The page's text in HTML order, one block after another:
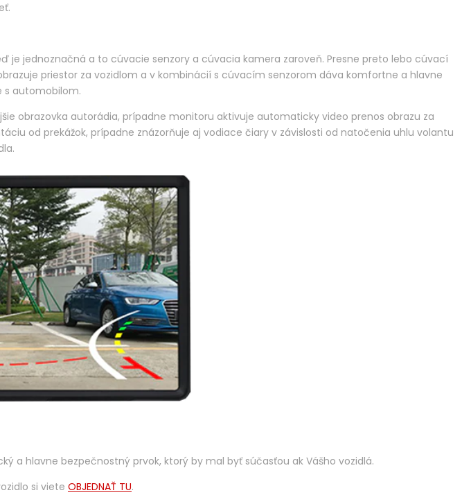
jednoznačná a to cúvacie senzory a cúvacia kamera zaroveň. Presne preto lebo cúvací
priestor za vozidlom a v kombinácií s cúvacím senzorom dáva komfortne a hlavne
s automobilom.
obrazovka autorádia, prípadne monitoru aktivuje automaticky video prenos obrazu za
od prekážok, prípadne znázorňuje aj vodiace čiary v závislosti od natočenia uhlu volantu
a hlavne bezpečnostný prvok, ktorý by mal byť súčasťou ak Vášho vozidlá.
si viete OBJEDNAŤ TU.